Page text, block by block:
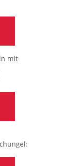
mit